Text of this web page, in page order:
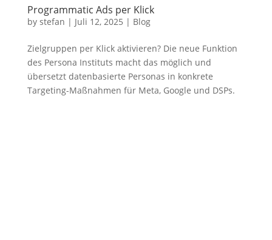
Programmatic Ads per Klick
by stefan | Juli 12, 2025 | Blog
Zielgruppen per Klick aktivieren? Die neue Funktion
des Persona Instituts macht das möglich und
übersetzt datenbasierte Personas in konkrete
Targeting-Maßnahmen für Meta, Google und DSPs.